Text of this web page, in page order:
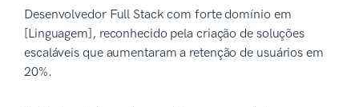
Desenvolvedor Full Stack com forte domínio em
[Linguagem], reconhecido pela criação de soluções
escaláveis que aumentaram a retenção de usuários em
20%.